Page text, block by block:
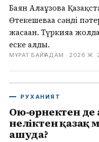
Баян Алағұзова
Өтекешеваға сәнді
жасаған. Түркияға
еске алды.
МҰРАТ БАЙҒАДАМ · 2026 Ж.
РУХАНИЯТ
Ою-өрнектен де
неліктен қазақ
ашуда?